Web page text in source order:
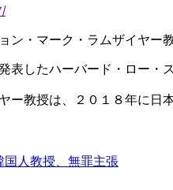
ン・マーク・ラムザイヤー
表したハーバード・ロー
ー教授は、２０１８年に
国人教授、無罪主張